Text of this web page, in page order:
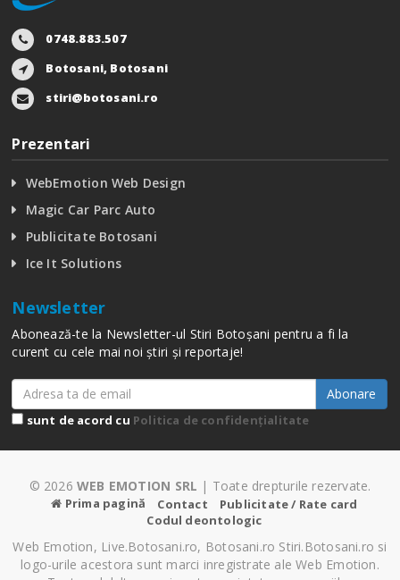
0748.883.507
Botosani, Botosani
stiri@botosani.ro
Prezentari
WebEmotion Web Design
Magic Car Parc Auto
Publicitate Botosani
Ice It Solutions
Newsletter
Abonează-te la Newsletter-ul Stiri Botoșani pentru a fi la
curent cu cele mai noi știri și reportaje!
Abonare
sunt de acord cu Politica de confidențialitate
© 2026 WEB EMOTION SRL | Toate drepturile rezervate.
Prima pagină Contact
Publicitate / Rate card
Codul deontologic
Web Emotion, Live.Botosani.ro, Botosani.ro Stiri.Botosani.ro si
logo-urile acestora sunt marci inregistrate ale Web Emotion.